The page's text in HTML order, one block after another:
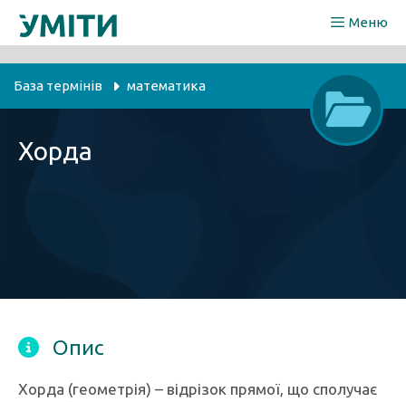
Перейти
Меню
База термінів математика
Хорда
Опис
Хорда (геометрія) – відрізок прямої, що сполучає